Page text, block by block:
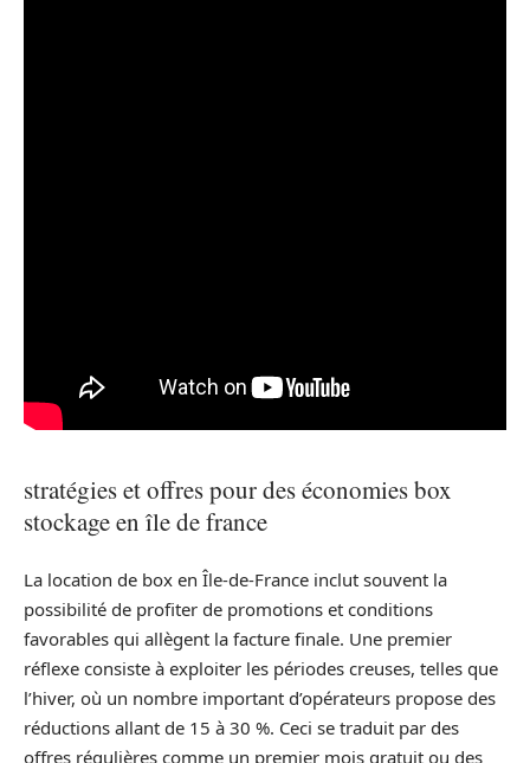
stratégies et offres pour des économies box
stockage en île de france
La location de box en Île-de-France inclut souvent la
possibilité de profiter de promotions et conditions
favorables qui allègent la facture finale. Une premier
réflexe consiste à exploiter les périodes creuses, telles que
l’hiver, où un nombre important d’opérateurs propose des
réductions allant de 15 à 30 %. Ceci se traduit par des
offres régulières comme un premier mois gratuit ou des